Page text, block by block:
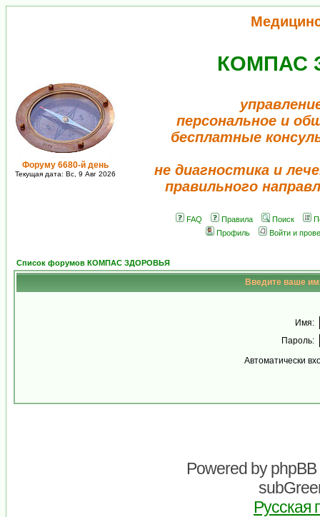
Форуму 6680-й день
Текущая дата: Вс, 9 Авг 2026
КОМПАС
персональное и
бесплатные
не диагностика и
правильного
FAQ Правила Поиск
Профиль
Войти и
Список форумов КОМПАС ЗДОРОВЬЯ
Введите ваше
Имя:
Пароль:
Автоматически
Powered byphpBB
Русская